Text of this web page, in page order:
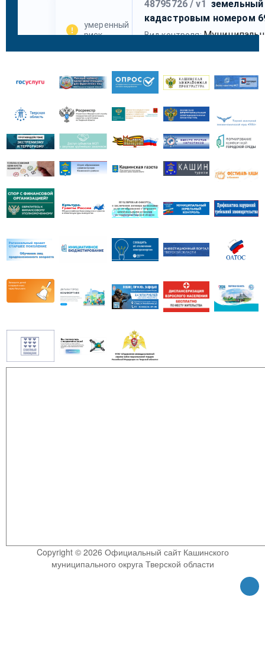
Copyright © 2026 Официальный сайт Кашинского
муниципального округа Тверской области